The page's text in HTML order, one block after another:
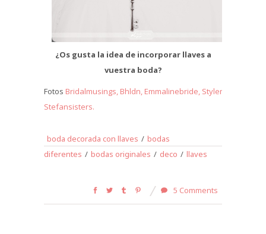
¿Os gusta la idea de incorporar llaves a
vuestra boda?
Fotos Bridalmusings, Bhldn, Emmalinebride, Stylemepretty,
Stefansisters.
boda decorada con llaves / bodas
diferentes / bodas originales / deco / llaves
5 Comments